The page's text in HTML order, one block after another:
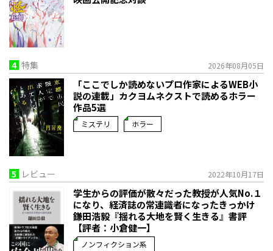
4 特集 2026年08月05日
「ここでしか読めないプロ作家によるWEB小
説の連載」――カクヨムネクストで読めるホラー
作品5選
ミステリ ホラー
5 レビュー 2022年10月17日
学生からの評価が散々だった教授が人気No.１
になり、経済誌の常連識者になったきっかけ――
鎌田浩毅『揺れる大地を賢く生きる』書評
【評者：小倉健一】
ノンフィクション系